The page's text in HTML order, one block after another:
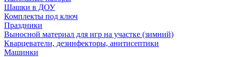
Шашки в ДОУ
Комплекты под ключ
Праздники
Выносной материал для игр на участке (зимний)
Кварцеватели, дезинфекторы, анитисептики
Машинки